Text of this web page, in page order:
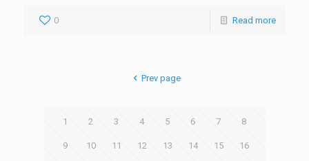
0 Read more
Prev page
1 2 3 4 5 6 7 8
9 10 11 12 13 14 15 16